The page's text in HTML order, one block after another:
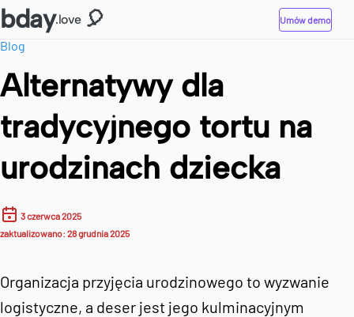
bday.love 🎈 Umów demo
Blog
Alternatywy dla
tradycyjnego tortu na
urodzinach dziecka
3 czerwca 2025
zaktualizowano: 28 grudnia 2025
Organizacja przyjęcia urodzinowego to wyzwanie
logistyczne, a deser jest jego kulminacyjnym